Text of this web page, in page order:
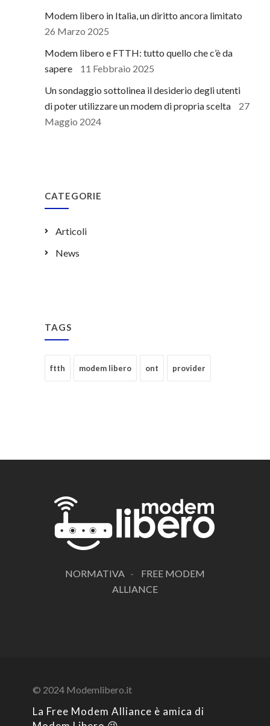
Modem libero in Italia, un diritto ancora limitato
26 Marzo 2025
Modem libero e FTTH: tutto quello che c’è da
sapere
11 Febbraio 2025
Un sondaggio sottolinea il desiderio degli utenti
di poter utilizzare un modem di propria scelta
27
Maggio 2024
CATEGORIE
Articoli
News
TAGS
ftth modem libero ont provider
NORMATIVA - FREE MODEM
ALLIANCE
© 2024 Modemlibero.it
La Free Modem Alliance è amica di